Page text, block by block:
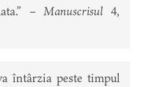
–Manuscrisul 4,
întârzia peste timpul